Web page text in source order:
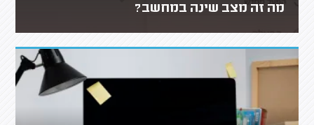
מה זה מצב שינה במחשב?